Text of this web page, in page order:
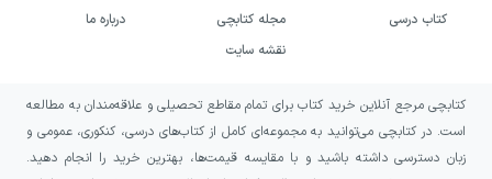
خرید کتاب لیلی و اختاپوس به چه
کسانی پیشنهاد می‌شود؟
اگر به رمان‌هایی درباره رابطه عمیق انسان و
حیوانات خانگی علاقه دارید، «لیلی و اختاپوس»
کتاب درسی
مجله کتابچی
نقشه سایت
درباره ما
کتابچی مرجع آنلاین خرید کتاب برای تمام مقاطع تحصیلی و علاقه‌مندان به مطالعه
است. در کتابچی می‌توانید به مجموعه‌ای کامل از کتاب‌های درسی، کنکوری، عمومی و
زبان دسترسی داشته باشید و با مقایسه قیمت‌ها، بهترین خرید را انجام دهید.